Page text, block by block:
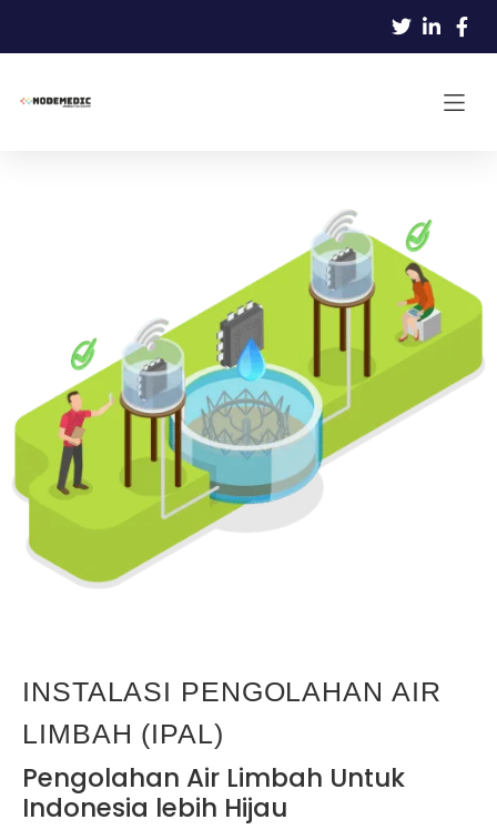
INSTALASI PENGOLAHAN AIR
LIMBAH (IPAL)
Pengolahan Air Limbah Untuk
Indonesia lebih Hijau